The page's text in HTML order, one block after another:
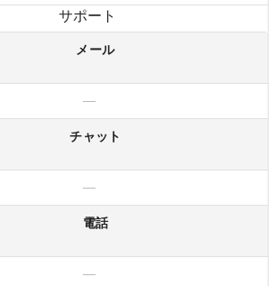
サポート
メール
—
チャット
—
電話
—